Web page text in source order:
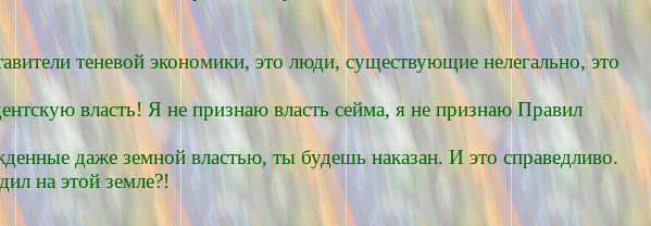
теневой экономики, это люди, существующие нелегально, это
власть! Я не признаю власть сейма, я не признаю Правил
даже земной властью, ты будешь наказан. И это справедливо.
на этой земле?!